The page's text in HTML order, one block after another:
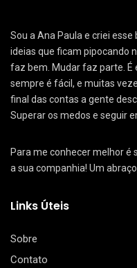
Sou a Ana Paula e criei
ideias que ficam pipocando
faz bem. Mudar faz parte. É
sempre é fácil, e muitas
final das contas a gente
Superar os medos e seguir
Para me conhecer melhor é
a sua companhia! Um
Links Úteis
Sobre
Contato